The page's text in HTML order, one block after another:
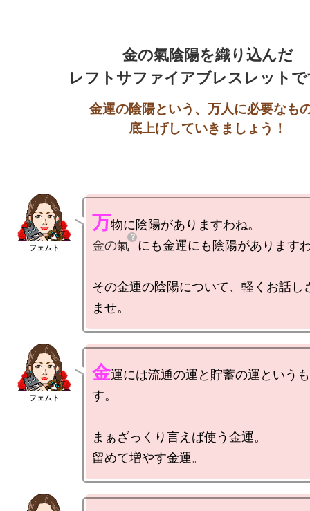
金の氣陰陽を織り込んだ
金運の陰陽という、万人に必要なも
万
金の氣
にも金運にも陰陽があります
その金運の陰陽について、軽くお話し
金運には流通の運と貯蓄の運という
す。
まぁざっくり言えば使う金運。